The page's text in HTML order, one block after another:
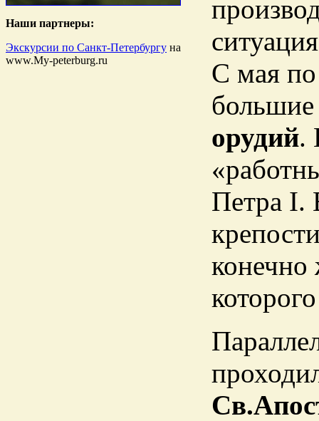
Наши партнеры:
Экскурсии по Санкт-Петербургу на
www.My-peterburg.ru
С мая по
орудий.
Петра I.